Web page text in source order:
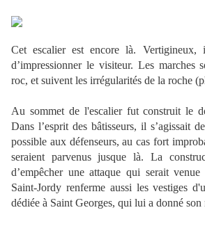
Cet escalier est encore là.
d’impressionner le visiteur. Les marches
roc, et suivent les irrégularités de la roche
Au sommet de l'escalier fut construit le
Dans l’esprit des bâtisseurs, il s’agissait
possible aux défenseurs, au cas fort
seraient parvenus jusque là. La
d’empêcher une attaque qui serait
Saint-Jordy renferme aussi les vestiges
dédiée à Saint Georges, qui lui a donné son